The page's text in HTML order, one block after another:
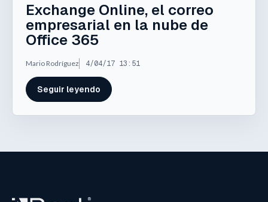
Exchange Online, el correo
empresarial en la nube de
Office 365
Mario Rodríguez 4/04/17 13:51
Seguir leyendo